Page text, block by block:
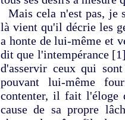
Mais cela n'est pas, je
là vient qu'il décrie les
a honte de lui-même et
dit que l'intempérance
d'asservir ceux qui
pouvant lui-même
contenter, il fait l'éloge
cause de sa propre